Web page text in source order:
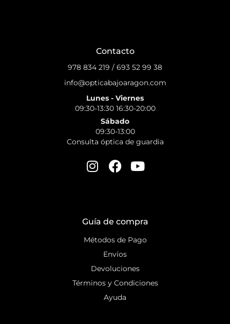
Contacto
978 834 219 / 693 52 99 38
info@opticabajoaragon.com
Lunes - Viernes
09:30-13:30 16:30-20:00
Sábado
09:30-13:00
Consulta óptica de guardia
Guía de compra
Métodos de Pago
Envíos
Devoluciones
Términos y Condiciones
Ayuda